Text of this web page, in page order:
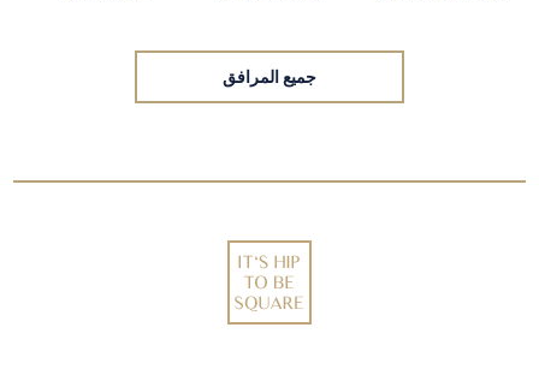
جميع المرافق